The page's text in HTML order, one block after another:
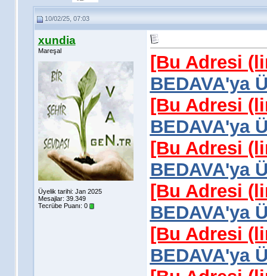
10/02/25, 07:03
xundia
Mareşal
Üyelik tarihi: Jan 2025
Mesajlar: 39.349
Tecrübe Puanı: 0
[Bu Adresi
BEDAVA'ya
[Bu Adresi
BEDAVA'ya
[Bu Adresi
BEDAVA'ya
[Bu Adresi
BEDAVA'ya
[Bu Adresi
BEDAVA'ya